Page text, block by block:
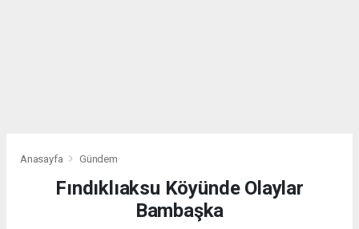
Anasayfa Gündem
Fındıklıaksu Köyünde Olaylar
Bambaşka